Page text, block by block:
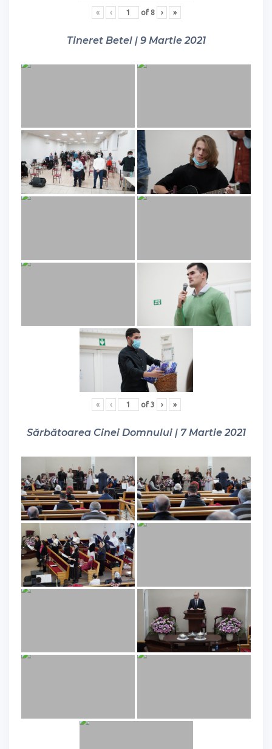
« ‹ of 8 › »
Tineret Betel | 9 Martie 2021
« ‹ of 3 › »
Sărbătoarea Cinei Domnului | 7 Martie 2021